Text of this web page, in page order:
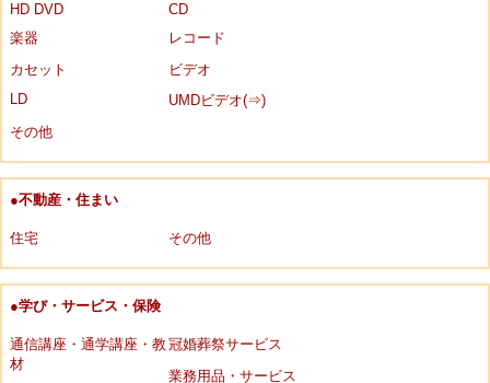
HD DVD
CD
楽器
レコード
カセット
ビデオ
LD
UMDビデオ(⇒)
その他
●不動産・住まい
住宅 その他
●学び・サービス・保険
通信講座・通学講座・教
材
冠婚葬祭サービス
業務用品・サービス